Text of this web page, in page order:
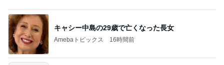
”準備は良いですかね 23日にアップした記事もっ
かい流しておきますね
咲良オフィシャルブログ「悲しみから一抜け」Pow